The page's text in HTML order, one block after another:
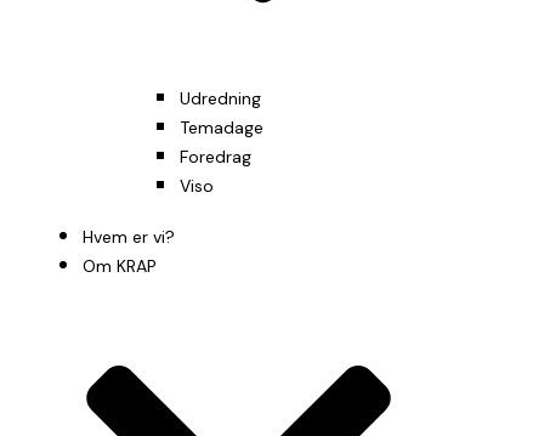
Udredning
Temadage
Foredrag
Viso
Hvem er vi?​
Om KRAP